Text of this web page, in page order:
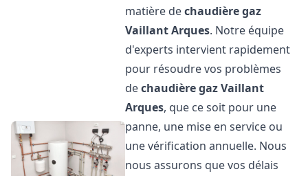
matière dechaudière gaz
VaillantArques. Notre équipe
d'experts intervient rapidement
pour résoudre vos problèmes
dechaudière gaz Vaillant
Arques, que ce soit pour une
panne, une mise en service ou
une vérification annuelle. Nous
nous assurons que vos délais